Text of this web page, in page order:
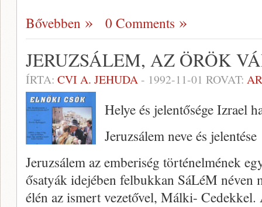
Bővebben 0 Comments
JERUZSÁLEM, AZ ÖRÖK
ÍRTA: CVI A. JEHUDA- 1992-11-01 ROVAT:
Helye és jelentősége Izrael
Jeruzsálem neve és jelentése
Jeruzsálem az emberiség történelmének
ősatyák idejében felbukkan SáLéM néven
élén az ismert vezetővel, Málki-